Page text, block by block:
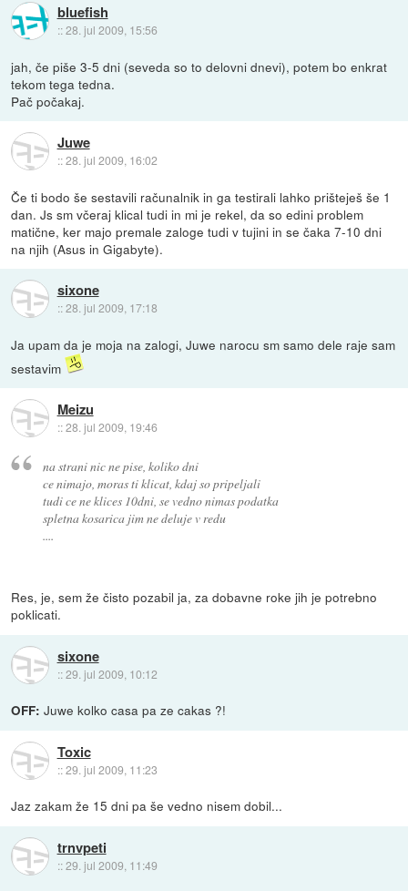
bluefish
::28. jul 2009, 15:56
jah, če piše 3-5 dni (seveda so to delovni dnevi), potem bo enkrat
tekom tega tedna.
Pač počakaj.
Juwe
::28. jul 2009, 16:02
Če ti bodo še sestavili računalnik in ga testirali lahko prišteješ še 1
dan. Js sm včeraj klical tudi in mi je rekel, da so edini problem
matične, ker majo premale zaloge tudi v tujini in se čaka 7-10 dni
na njih (Asus in Gigabyte).
sixone
::28. jul 2009, 17:18
Ja upam da je moja na zalogi, Juwe narocu sm samo dele raje sam
sestavim
Meizu
::28. jul 2009, 19:46
na strani nic ne pise, koliko dni
ce nimajo, moras ti klicat, kdaj so pripeljali
tudi ce ne klices 10dni, se vedno nimas podatka
spletna kosarica jim ne deluje v redu
....
Res, je, sem že čisto pozabil ja, za dobavne roke jih je potrebno
poklicati.
sixone
::29. jul 2009, 10:12
OFF: Juwe kolko casa pa ze cakas ?!
Toxic
::29. jul 2009, 11:23
Jaz zakam že 15 dni pa še vedno nisem dobil...
trnvpeti
::29. jul 2009, 11:49